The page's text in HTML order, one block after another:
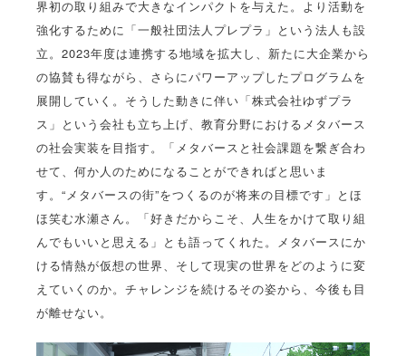
界初の取り組みで大きなインパクトを与えた。より活動を
強化するために「一般社団法人プレプラ」という法人も設
立。2023年度は連携する地域を拡大し、新たに大企業から
の協賛も得ながら、さらにパワーアップしたプログラムを
展開していく。そうした動きに伴い「株式会社ゆずプラ
ス」という会社も立ち上げ、教育分野におけるメタバース
の社会実装を目指す。「メタバースと社会課題を繋ぎ合わ
せて、何か人のためになることができればと思いま
す。“メタバースの街”をつくるのが将来の目標です」とほ
ほ笑む水瀬さん。「好きだからこそ、人生をかけて取り組
んでもいいと思える」とも語ってくれた。メタバースにか
ける情熱が仮想の世界、そして現実の世界をどのように変
えていくのか。チャレンジを続けるその姿から、今後も目
が離せない。